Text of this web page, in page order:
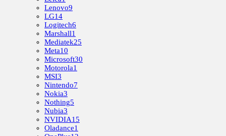
Lenovo9
LG14
Logitech6
Marshall1
Mediatek25
Meta10
Microsoft30
Motorola1
MSI3
Nintendo7
Nokia3
Nothing5
Nubia3
NVIDIA15
Oladance1